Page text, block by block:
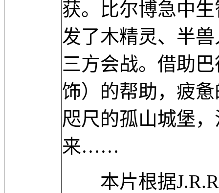
获。比尔博急中
发了木精灵、半
三方会战。借助巴
饰）的帮助，疲
咫尺的孤山城堡
来……
本片根据